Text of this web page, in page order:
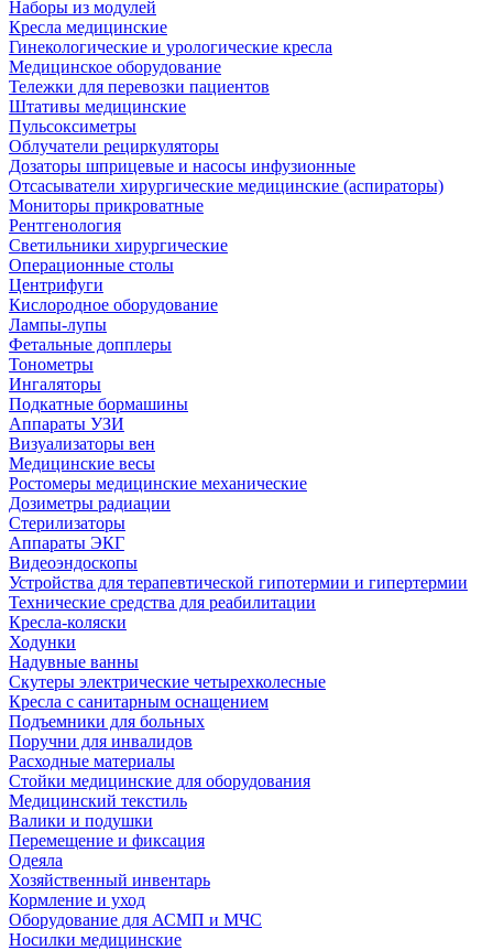
Наборы из модулей
Кресла медицинские
Гинекологические и урологические кресла
Медицинское оборудование
Тележки для перевозки пациентов
Штативы медицинские
Пульсоксиметры
Облучатели рециркуляторы
Дозаторы шприцевые и насосы инфузионные
Отсасыватели хирургические медицинские (аспираторы)
Мониторы прикроватные
Рентгенология
Светильники хирургические
Операционные столы
Центрифуги
Кислородное оборудование
Лампы-лупы
Фетальные допплеры
Тонометры
Ингаляторы
Подкатные бормашины
Аппараты УЗИ
Визуализаторы вен
Медицинские весы
Ростомеры медицинские механические
Дозиметры радиации
Стерилизаторы
Аппараты ЭКГ
Видеоэндоскопы
Устройства для терапевтической гипотермии и гипертермии
Технические средства для реабилитации
Кресла-коляски
Ходунки
Надувные ванны
Скутеры электрические четырехколесные
Кресла с санитарным оснащением
Подъемники для больных
Поручни для инвалидов
Расходные материалы
Стойки медицинские для оборудования
Медицинский текстиль
Валики и подушки
Перемещение и фиксация
Одеяла
Хозяйственный инвентарь
Кормление и уход
Оборудование для АСМП и МЧС
Носилки медицинские